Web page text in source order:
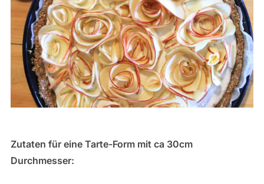
Zutaten für eine Tarte-Form mit ca 30cm
Durchmesser: